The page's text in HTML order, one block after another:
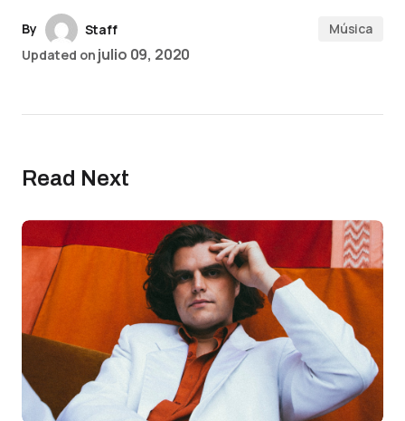
By
Staff
Updated on julio 09, 2020
Música
Read Next